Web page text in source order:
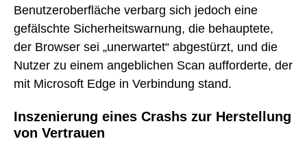
Benutzeroberfläche verbarg sich jedoch eine
gefälschte Sicherheitswarnung, die behauptete,
der Browser sei „unerwartet“ abgestürzt, und die
Nutzer zu einem angeblichen Scan aufforderte, der
mit Microsoft Edge in Verbindung stand.
Inszenierung eines Crashs zur Herstellung
von Vertrauen